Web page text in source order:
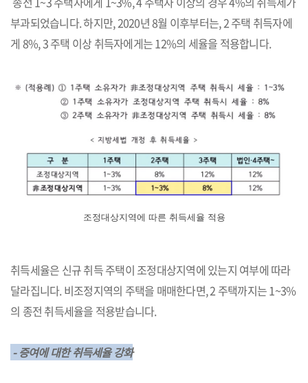
부과되었습니다. 하지만, 2020년 8월 이후부터는, 2 주택 취득자에
게 8%, 3 주택 이상 취득자에게는 12%의 세율을 적용합니다.
조정대상지역에 따른 취득세율 적용
취득세율은 신규 취득 주택이 조정대상지역에 있는지 여부에 따라
달라집니다. 비조정지역의 주택을 매매한다면, 2 주택까지는 1~3%
의 종전 취득세율을 적용받습니다.
- 증여에 대한 취득세율 강화